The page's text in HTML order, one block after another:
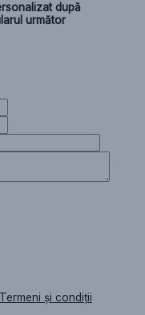
după
următor
Termeni și condiții